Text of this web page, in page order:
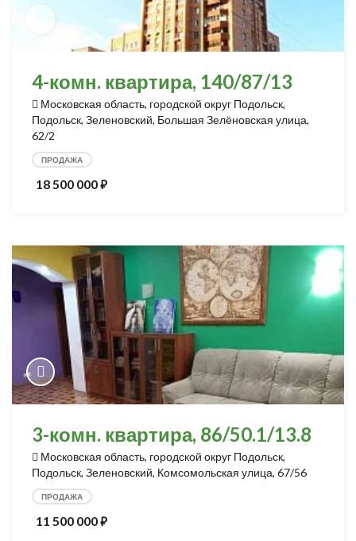
4-комн. квартира, 140/87/13
Московская область, городской округ Подольск,
Подольск, Зеленовский, Большая Зелёновская улица,
62/2
ПРОДАЖА
18 500 000⃏
3-комн. квартира, 86/50.1/13.8
Московская область, городской округ Подольск,
Подольск, Зеленовский, Комсомольская улица, 67/56
ПРОДАЖА
11 500 000⃏